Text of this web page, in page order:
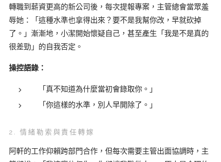
轉職到薪資更高的新公司後，每次提報專案，主管總會當眾羞
辱她：「這種水準也拿得出來？要不是我幫你改，早就砍掉
了。」漸漸地，小潔開始懷疑自己，甚至產生「我是不是真的
很差勁」的自我否定。
操控語錄：
「真不知道為什麼當初會錄取你。」
「你這樣的水準，別人早開除了。」
2. 情緒勒索與責任轉嫁
阿軒的工作仰賴跨部門合作，但每次需要主管出面協調時，主